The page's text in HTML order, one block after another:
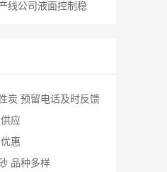
线公司液面控制稳
炭 预留电话及时反馈
应
惠
品种多样